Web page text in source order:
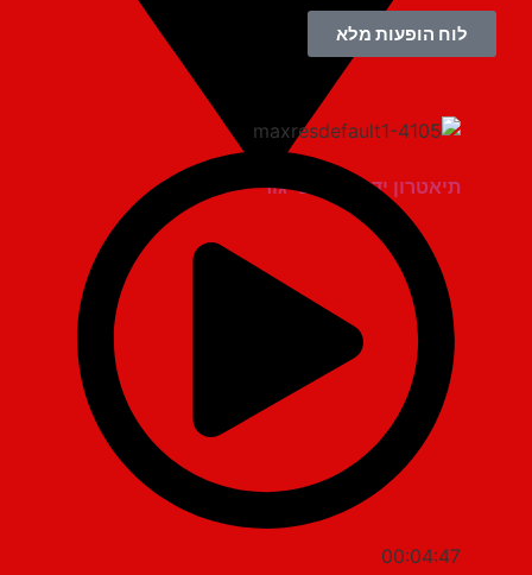
תיאטרון יד למגינים יגור
לוח הופעות מלא
00:04:47